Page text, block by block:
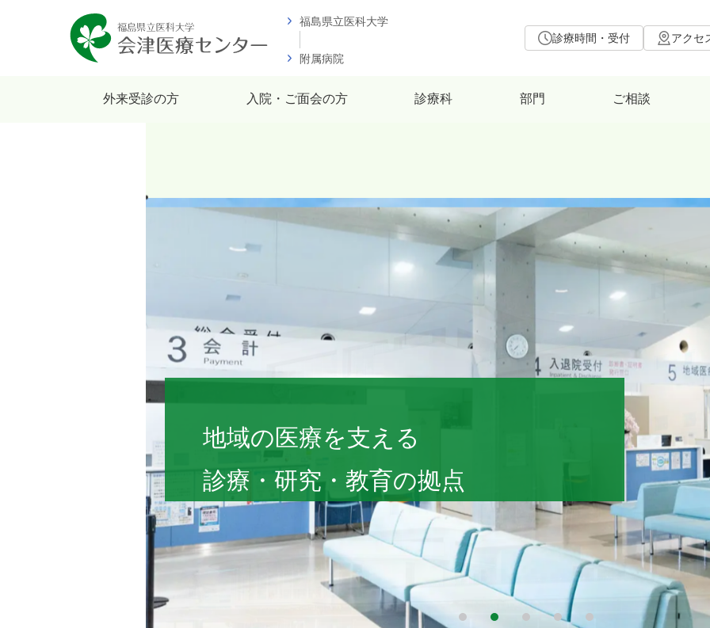
福島県立医科大学
附属病院
外来受診の方 入院・ご面会の方 診療科 部門 ご相談
診療時間・受付 アクセ
福島県立医科大学 会津診療センター
地域の医療を支える
診療・研究・教育の拠点
2 5